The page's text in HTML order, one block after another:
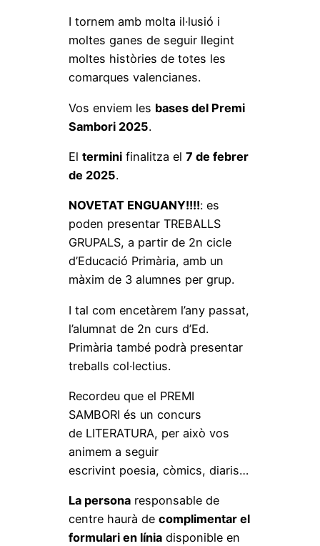
I tornem amb molta il·lusió i
moltes ganes de seguir llegint
moltes històries de totes les
comarques valencianes.
Vos enviem les bases del Premi
Sambori 2025.
El termini finalitza el 7 de febrer
de 2025.
NOVETAT ENGUANY!!!!: es
poden presentar TREBALLS
GRUPALS, a partir de 2n cicle
d’Educació Primària, amb un
màxim de 3 alumnes per grup.
I tal com encetàrem l’any passat,
l’alumnat de 2n curs d’Ed.
Primària també podrà presentar
treballs col·lectius.
Recordeu que el PREMI
SAMBORI és un concurs
de LITERATURA, per això vos
animem a seguir
escrivint poesia, còmics, diaris…
La persona responsable de
centre haurà de complimentar el
formulari en línia disponible en